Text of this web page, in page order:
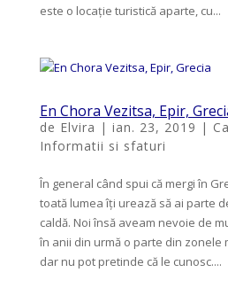
este o locație turistică aparte, cu...
En Chora Vezitsa, Epir,
de Elvira | ian. 23, 2019 |
Informatii si sfaturi
În general când spui că mergi în
toată lumea îți urează să ai parte
caldă. Noi însă aveam nevoie de
în anii din urmă o parte din zonele
dar nu pot pretinde că le cunosc....